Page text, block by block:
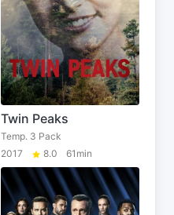
Twin Peaks
Temp. 3 Pack
2017
8.0 61min